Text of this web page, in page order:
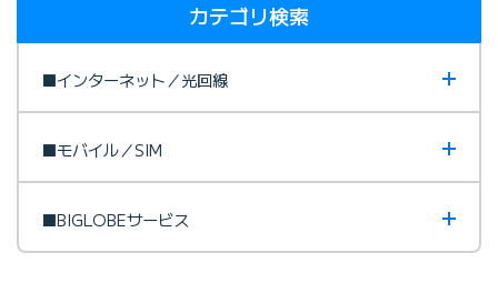
カテゴリ検索
■インターネット／光回線
■モバイル／SIM
■BIGLOBEサービス